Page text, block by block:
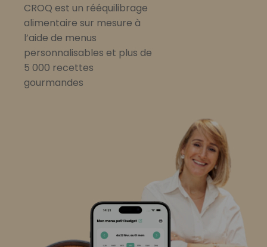
CROQ est un rééquilibrage
alimentaire sur mesure à
l’aide de menus
personnalisables et plus de
5 000 recettes
gourmandes